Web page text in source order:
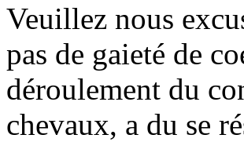
Veuillez nous
pas de gaieté de
déroulement du
chevaux, a du se